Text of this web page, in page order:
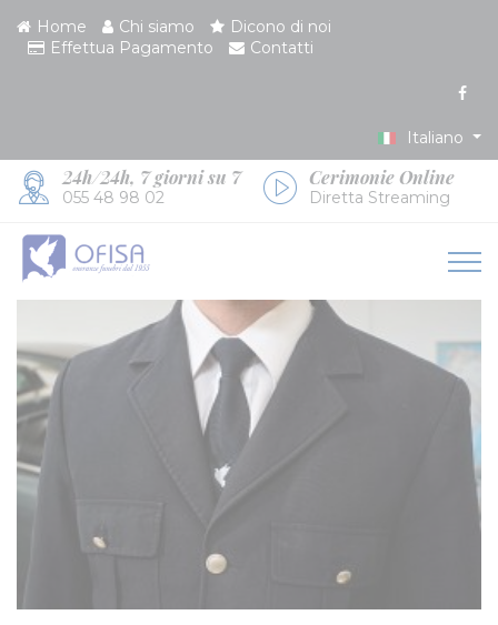
Home Chi siamo
Dicono di noi
Effettua Pagamento
Contatti
Italiano
24h/24h, 7 giorni su 7
055 48 98 02
Cerimonie Online
Diretta Streaming